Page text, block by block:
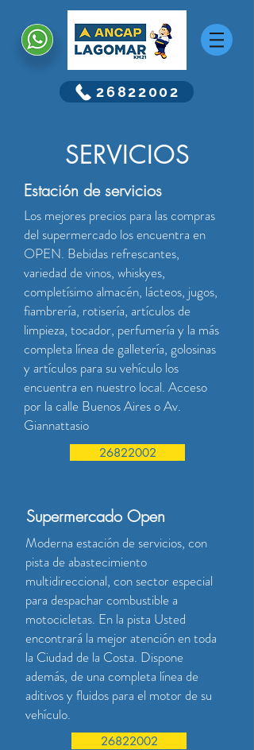
26822002
SERVICIOS
Estación de servicios
Los mejores precios para las compras
del supermercado los encuentra en
OPEN. Bebidas refrescantes,
variedad de vinos, whiskyes,
completísimo almacén, lácteos, jugos,
fiambrería, rotisería, artículos de
limpieza, tocador, perfumería y la más
completa línea de galletería, golosinas
y artículos para su vehículo los
encuentra en nuestro local. Acceso
por la calle Buenos Aires o Av.
Giannattasio
26822002
Supermercado Open
Moderna estación de servicios, con
pista de abastecimiento
multidireccional, con sector especial
para despachar combustible a
motocicletas. En la pista Usted
encontrará la mejor atención en toda
la Ciudad de la Costa. Dispone
además, de una completa línea de
aditivos y fluidos para el motor de su
vehículo.
26822002